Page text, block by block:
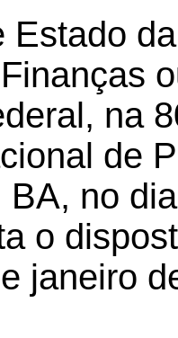
Estado
na
de
BA, no
o
janeiro